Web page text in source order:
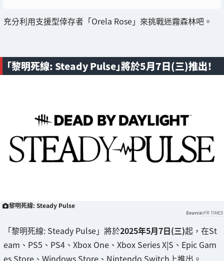
充分利用支援型倖存者「Orela Rose」來挑戰迷霧森林吧。
「黎明死線: Steady Pulse」將於5月7日(三)推出！
黎明死線: Steady Pulse
PR TIMES
「黎明死線: Steady Pulse」將於2025年5月7日(三)起，在St
eam、PS5、PS4、Xbox One、Xbox Series X|S、Epic Gam
es Store、Windows Store、Nintendo Switch上推出。